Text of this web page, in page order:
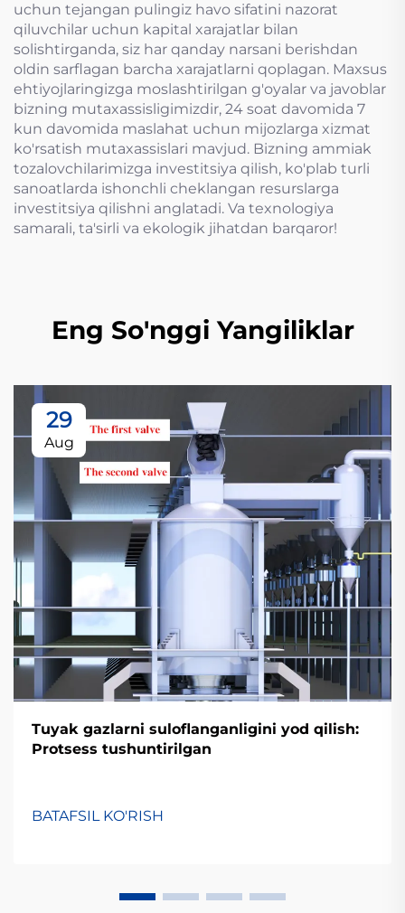
uchun tejangan pulingiz havo sifatini nazorat
qiluvchilar uchun kapital xarajatlar bilan
solishtirganda, siz har qanday narsani berishdan
oldin sarflagan barcha xarajatlarni qoplagan. Maxsus
ehtiyojlaringizga moslashtirilgan g'oyalar va javoblar
bizning mutaxassisligimizdir, 24 soat davomida 7
kun davomida maslahat uchun mijozlarga xizmat
ko'rsatish mutaxassislari mavjud. Bizning ammiak
tozalovchilarimizga investitsiya qilish, ko'plab turli
sanoatlarda ishonchli cheklangan resurslarga
investitsiya qilishni anglatadi. Va texnologiya
samarali, ta'sirli va ekologik jihatdan barqaror!
Eng So'nggi Yangiliklar
29
Aug
Tuyak gazlarni suloflanganligini yod qilish:
Protsess tushuntirilgan
BATAFSIL KO'RISH